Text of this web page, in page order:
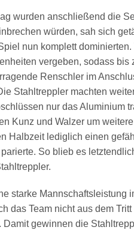
wurden anschließend die
würden, sah sich
nun komplett
vergeben, sodass
Renschler im
Stahltreppler machten
nur das Aluminium
Kunz und Walzer um
Halbzeit lediglich einen
So blieb es
starke Mannschaftsleistung
das Team nicht aus dem
Damit gewinnen die